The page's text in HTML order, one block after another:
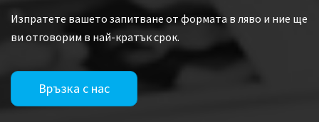
Изпратете вашето запитване от формата в ляво и ние ще
ви отговорим в най-кратък срок.
Връзка с нас